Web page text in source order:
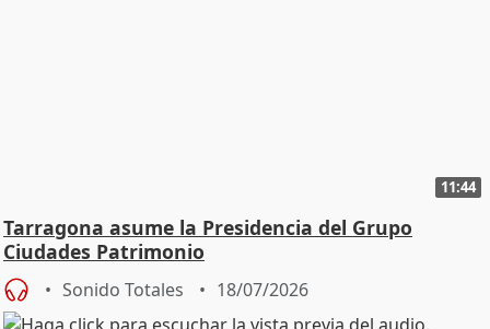
11:44
Tarragona asume la Presidencia del Grupo
Ciudades Patrimonio
Sonido Totales 18/07/2026